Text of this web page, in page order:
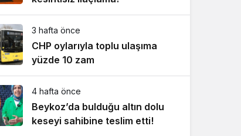
3 hafta önce
CHP oylarıyla toplu ulaşıma
yüzde 10 zam
4 hafta önce
Beykoz’da bulduğu altın dolu
keseyi sahibine teslim etti!